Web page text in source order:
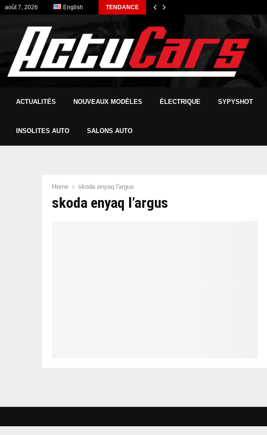
août 7, 2026 English TENDANCE
ACTUALITÉS NOUVEAUX MODÈLES ÉLECTRIQUE SYPYSHOT
INSOLITES AUTO SALONS AUTO
Home skoda enyaq l'argus
skoda enyaq l’argus